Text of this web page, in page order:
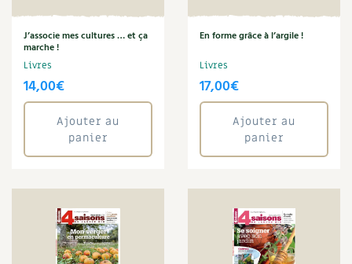
Carnets de saison
Dossier
Actualités
Secrets d’abonné
Annuler les filtres
J’associe mes cultures … et ça
marche !
Livres
14,00€
Ajouter au
panier
En forme grâce à l’argile !
Livres
17,00€
Ajouter au
panier